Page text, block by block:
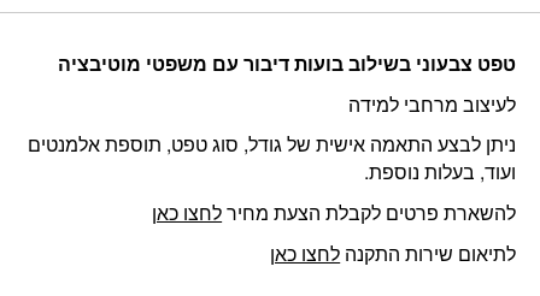
⁦₪118.00⁩
עד
טפט צבעוני בשילוב בועות דיבור עם משפטי מוטיבציה
לעיצוב מרחבי למידה
ניתן לבצע התאמה אישית של גודל, סוג טפט, תוספת אלמנטים
ועוד, בעלות נוספת.
להשארת פרטים לקבלת הצעת מחירלחצו כאן
לתיאום שירות התקנה לחצו כאן